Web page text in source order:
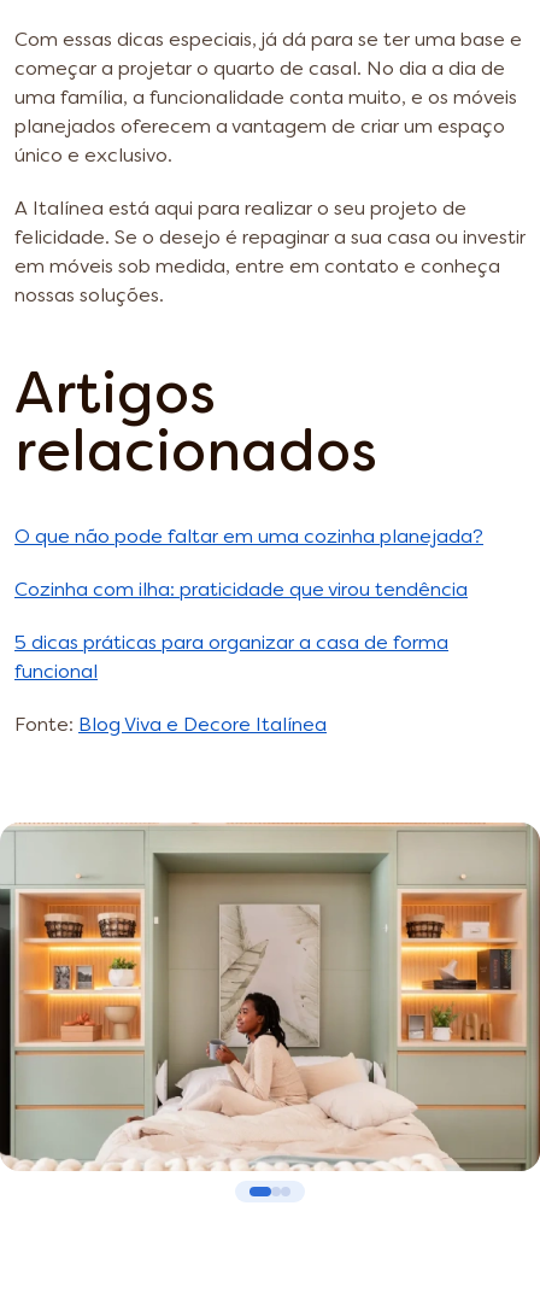
Com essas dicas especiais, já dá para se ter uma base e
começar a projetar o quarto de casal. No dia a dia de
uma família, a funcionalidade conta muito, e os móveis
planejados oferecem a vantagem de criar um espaço
único e exclusivo.
A Italínea está aqui para realizar o seu projeto de
felicidade. Se o desejo é repaginar a sua casa ou investir
em móveis sob medida, entre em contato e conheça
nossas soluções.
Artigos
relacionados
O que não pode faltar em uma cozinha planejada?
Cozinha com ilha: praticidade que virou tendência
5 dicas práticas para organizar a casa de forma
funcional
Fonte: Blog Viva e Decore Italínea